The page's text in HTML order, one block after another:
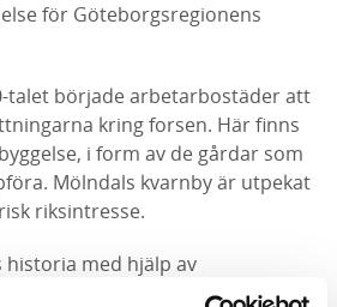
för Göteborgsregionens
talet började arbetarbostäder att
kring forsen. Här finns
i form av de gårdar som
Mölndals kvarnby är utpekat
riksintresse.
historia med hjälp av
forsen och på byggnaderna